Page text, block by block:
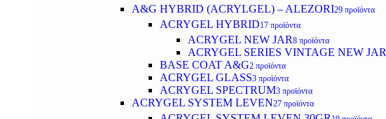
A&G HYBRID (ACRYLGEL) – ALEZORI29 προϊόντα
ACRYGEL HYBRID17 προϊόντα
ACRYGEL NEW JAR8 προϊόντα
ACRYGEL SERIES VINTAGE NEW JAR
BASE COAT A&G2 προϊόντα
ACRYGEL GLASS3 προϊόντα
ACRYGEL SPECTRUM3 προϊόντα
ACRYGEL SYSTEM LEVEN27 προϊόντα